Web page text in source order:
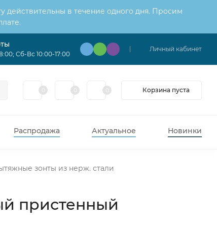
действительны в течение одного дня. Просим
Сб-Вс 10:00-17:00
Личный кабинет
Корзина пуста
Распродажа Актуальное Новинки
зонты из нерж. стали
пристенный